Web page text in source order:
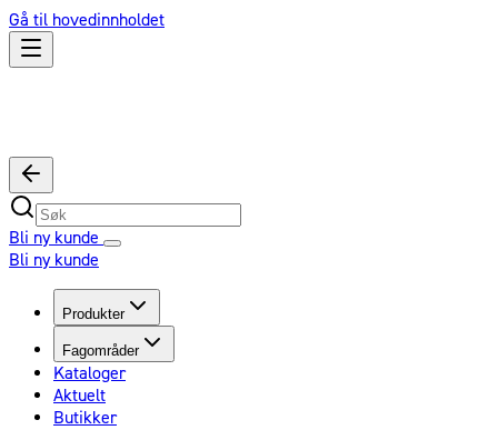
Gå til hovedinnholdet
Bli ny kunde
Bli ny kunde
Produkter
Fagområder
Kataloger
Aktuelt
Butikker